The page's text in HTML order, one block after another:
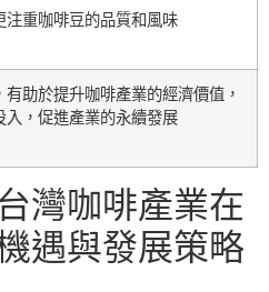
注重咖啡豆的品質和風味
助於提升咖啡產業的經濟價值，
入，促進產業的永續發展
灣咖啡產業在
遇與發展策略